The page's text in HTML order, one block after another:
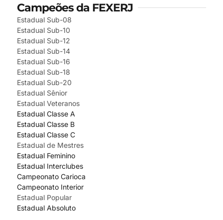
Campeões da FEXERJ
Estadual Sub-08
Estadual Sub-10
Estadual Sub-12
Estadual Sub-14
Estadual Sub-16
Estadual Sub-18
Estadual Sub-20
Estadual Sênior
Estadual Veteranos
Estadual Classe A
Estadual Classe B
Estadual Classe C
Estadual de Mestres
Estadual Feminino
Estadual Interclubes
Campeonato Carioca
Campeonato Interior
Estadual Popular
Estadual Absoluto